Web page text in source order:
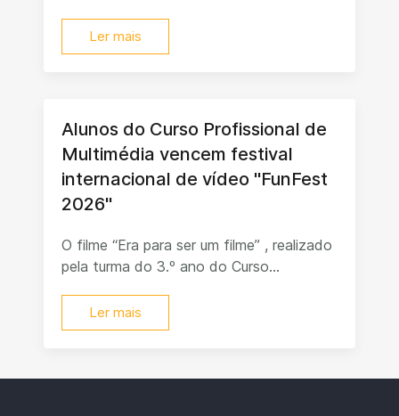
Ler mais
Alunos do Curso Profissional de
Multimédia vencem festival
internacional de vídeo "FunFest
2026"
O filme “Era para ser um filme” , realizado
pela turma do 3.º ano do Curso...
Ler mais